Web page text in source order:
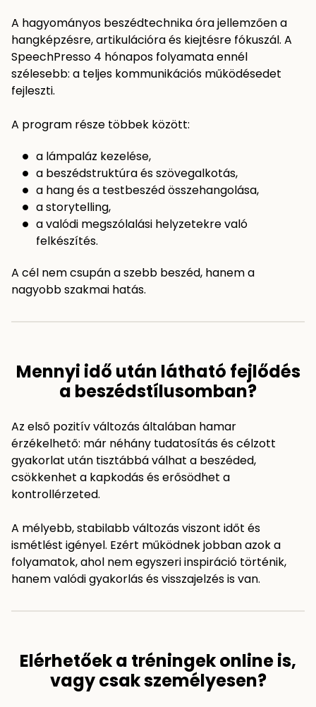
A hagyományos beszédtechnika óra jellemzően a
hangképzésre, artikulációra és kiejtésre fókuszál. A
SpeechPresso 4 hónapos folyamata ennél
szélesebb: a teljes kommunikációs működésedet
fejleszti.
A program része többek között:
a lámpaláz kezelése,
a beszédstruktúra és szövegalkotás,
a hang és a testbeszéd összehangolása,
a storytelling,
a valódi megszólalási helyzetekre való
felkészítés.
A cél nem csupán a szebb beszéd, hanem a
nagyobb szakmai hatás.
Mennyi idő után látható fejlődés
a beszédstílusomban?
Az első pozitív változás általában hamar
érzékelhető: már néhány tudatosítás és célzott
gyakorlat után tisztábbá válhat a beszéded,
csökkenhet a kapkodás és erősödhet a
kontrollérzeted.
A mélyebb, stabilabb változás viszont időt és
ismétlést igényel. Ezért működnek jobban azok a
folyamatok, ahol nem egyszeri inspiráció történik,
hanem valódi gyakorlás és visszajelzés is van.
Elérhetőek a tréningek online is,
vagy csak személyesen?